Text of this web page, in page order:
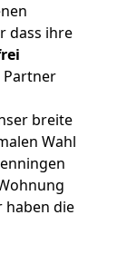
dass ihre
Partner
breite
Wahl
haben die